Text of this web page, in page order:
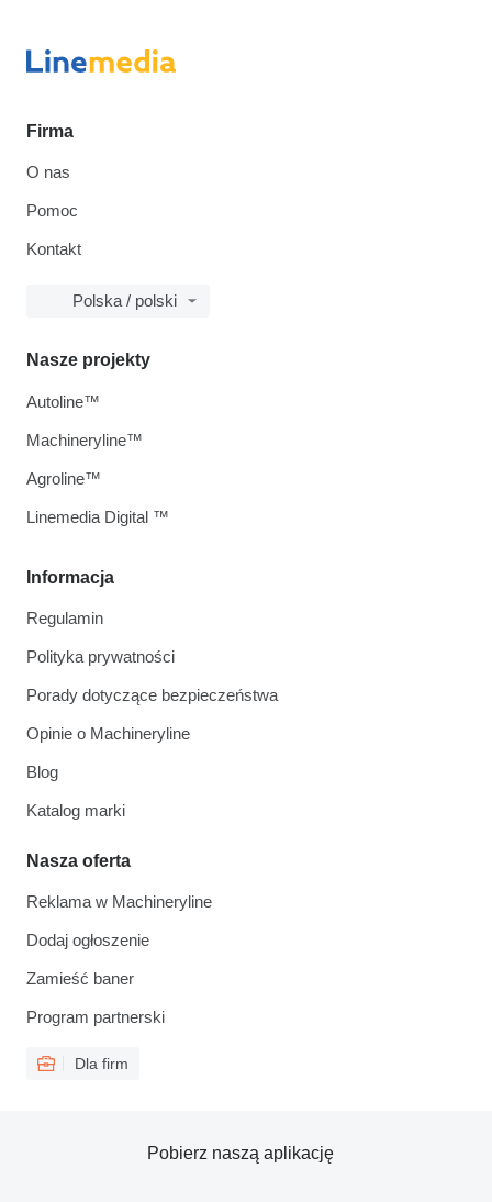
Firma
O nas
Pomoc
Kontakt
Polska / polski
Informacja
Regulamin
Polityka prywatności
Porady dotyczące bezpieczeństwa
Opinie o Machineryline
Blog
Katalog marki
Nasza oferta
Reklama w Machineryline
Dodaj ogłoszenie
Zamieść baner
Program partnerski
Dla firm
Nasze projekty
Autoline™
Machineryline™
Agroline™
Linemedia Digital ™
Pobierz naszą aplikację